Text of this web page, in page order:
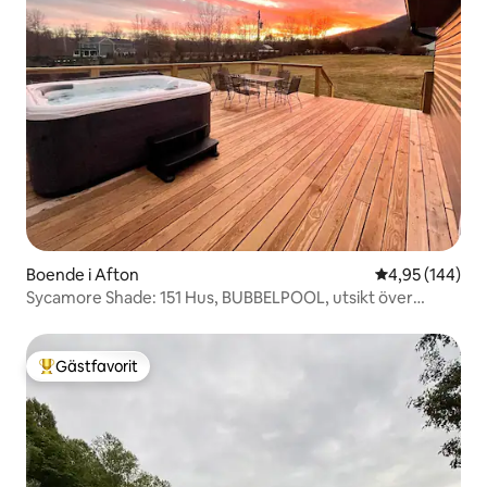
Boende i Afton 4,95 av 5 i
4,95 (144)
Sycamore Shade: 151 Hus, BUBBELPOOL, utsikt över
Populär gästfavorit
Gästfavorit